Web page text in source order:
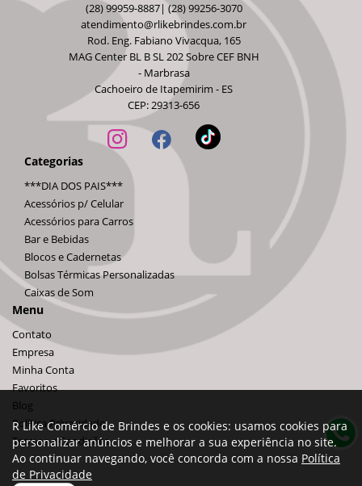
(28) 99959-8887| (28) 99256-3070
atendimento@rlikebrindes.com.br
Rod. Eng. Fabiano Vivacqua, 165
MAG Center BL B SL 202 Sobre CEF BNH
- Marbrasa
Cachoeiro de Itapemirim - ES
CEP: 29313-656
Categorias
***DIA DOS PAIS***
Acessórios p/ Celular
Acessórios para Carros
Bar e Bebidas
Blocos e Cadernetas
Bolsas Térmicas Personalizadas
Caixas de Som
Menu
Contato
Empresa
Minha Conta
Favoritos
Blog
Política Privacidade
Termos e Condições
R Like Comércio de Brindes e os cookies: usamos cookies para
personalizar anúncios e melhorar a sua experiência no site.
Ao continuar navegando, você concorda com a nossa Política
de Privacidade